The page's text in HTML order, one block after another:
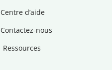
Centre d’aide
Contactez-nous
Ressources